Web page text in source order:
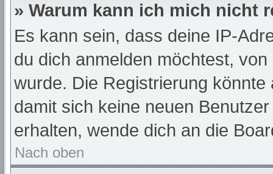
» Warum kann ich mich nicht
Es kann sein, dass deine IP-
du dich anmelden möchtest,
wurde. Die Registrierung
damit sich keine neuen
erhalten, wende dich an die
Nach oben